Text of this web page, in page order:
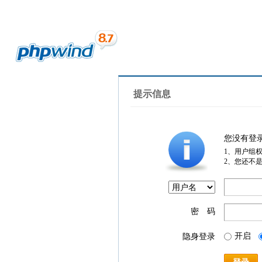
提示信息
您没有登
1、用户组
2、您还不
密 码
隐身登录 开启